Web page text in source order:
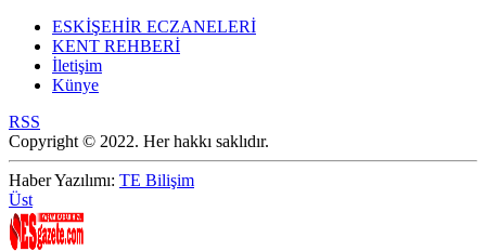
ESKİŞEHİR ECZANELERİ
KENT REHBERİ
İletişim
Künye
RSS
Copyright © 2022. Her hakkı saklıdır.
Haber Yazılımı: TE Bilişim
Üst